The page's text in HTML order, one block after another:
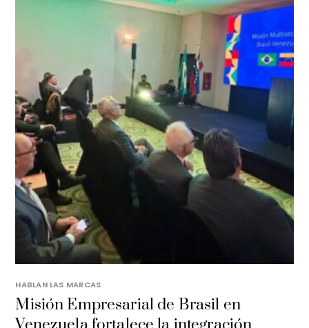
HABLAN LAS MARCAS
Misión Empresarial de Brasil en